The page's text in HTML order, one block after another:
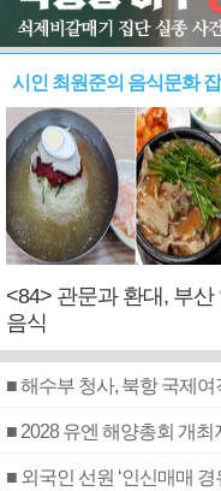
시인 최원준의 음식문화
<84> 관문과 환대, 부산
음식
■ 해수부 청사, 북항 국제
■ 2028 유엔 해양총회 개최
■ 외국인 선원 ‘인신매매